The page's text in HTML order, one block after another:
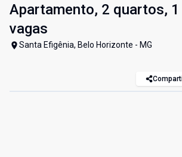
Apartamento, 2 quartos,
vagas
Santa Efigênia, Belo Horizonte - MG